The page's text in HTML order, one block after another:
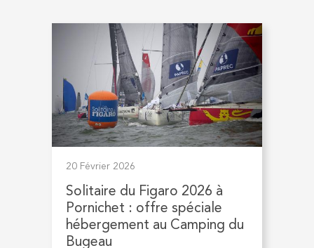
20 Février 2026
Solitaire du Figaro 2026 à
Pornichet : offre spéciale
hébergement au Camping du
Bugeau